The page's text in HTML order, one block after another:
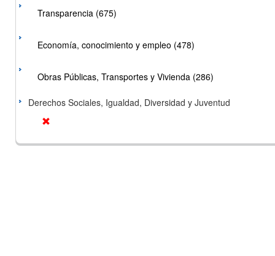
Transparencia (675)
Economía, conocimiento y empleo (478)
Obras Públicas, Transportes y Vivienda (286)
Derechos Sociales, Igualdad, Diversidad y Juventud